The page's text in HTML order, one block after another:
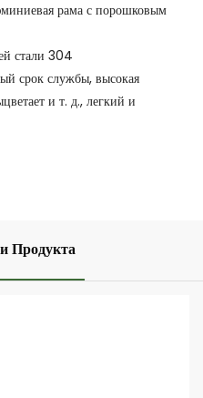
рама с порошковым
стали 304
срок службы, высокая
и т. д., легкий и
Продукта